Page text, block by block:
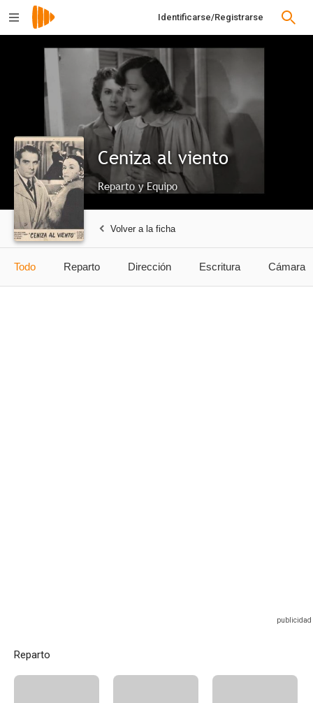
Identificarse/Registrarse
Ceniza al viento
Reparto y Equipo
Volver a la ficha
Todo Reparto Dirección Escritura Cámara
Reparto